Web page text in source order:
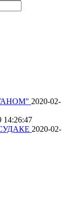
2020-02-
14:26:47
2020-02-